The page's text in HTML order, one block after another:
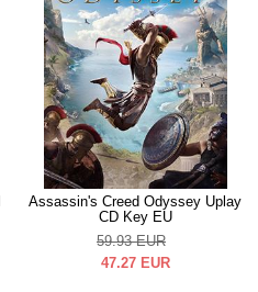
Assassin's Creed Odyssey Uplay
CD Key EU
59.93 EUR
47.27 EUR